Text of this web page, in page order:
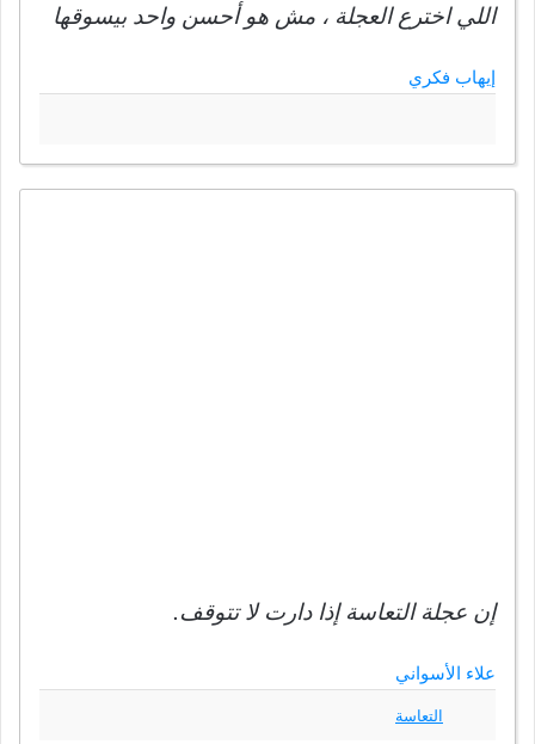
اللي اخترع العجلة ، مش هو أحسن واحد بيسوقها
إيهاب فكري
إن عجلة التعاسة إذا دارت لا تتوقف.
علاء الأسواني
التعاسة